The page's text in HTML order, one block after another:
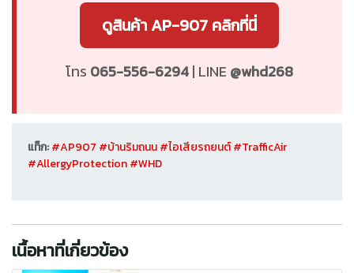
ดูสินค้า AP-907 คลิกที่นี่
โทร 065-556-6294| LINE @whd268
แท็ก:#AP907 #บ้านริมถนน#ไอเสียรถยนต์#TrafficAir
#AllergyProtection#WHD
เนื้อหาที่เกี่ยวข้อง